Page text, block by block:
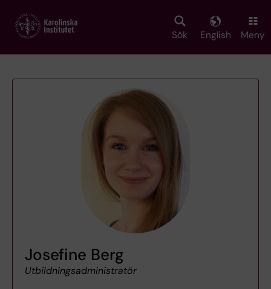
main
Sök English Meny
Josefine Berg
Utbildningsadministratör